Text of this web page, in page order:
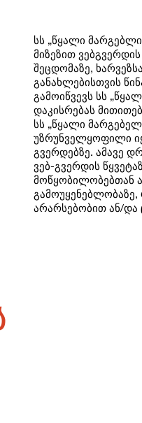
სს „წყალი
მიზეზით
შეცდომაზე,
განახლებისთვის
გამოიწვევს სს
დაკისრებას
სს „წყალი
უზრუნველყოფილი
გვერდებზე. ამავე
ვებ-გვერდის
მოწყობილობებთან
არარსებობით ან/და